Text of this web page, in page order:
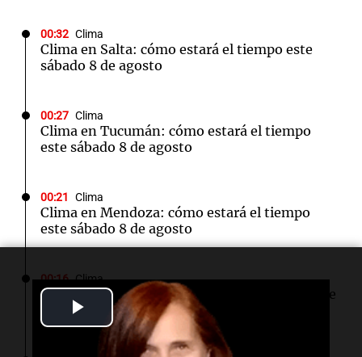
Play
Video
00:32 Clima
Clima en Salta: cómo estará el tiempo este
sábado 8 de agosto
00:27 Clima
Clima en Tucumán: cómo estará el tiempo
este sábado 8 de agosto
00:21 Clima
Clima en Mendoza: cómo estará el tiempo
este sábado 8 de agosto
00:16 Clima
Clima en Santa Fe: cómo estará el tiempo este
sábado 8 de agosto